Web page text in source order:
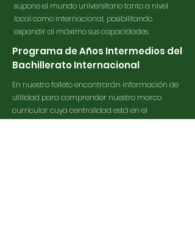
supone el mundo universitario tanto a nivel
local como internacional, posibilitando
expandir al máximo sus capacidades.
Programa de Años Intermedios del
Bachillerato Internacional
En nuestro folletoencontrarán información de
utilidad para comprender nuestro marco
curricular cuya centralidad está en el